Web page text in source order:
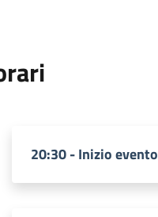
20:30 - Inizio evento